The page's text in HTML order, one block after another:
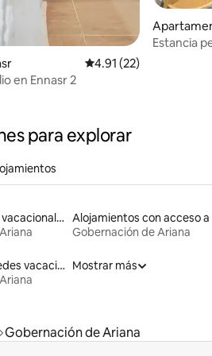
Calificación promedio:
4.91 (22)
en Ennasr 2
Estancia
para explorar
Casas adosadas vacacionales
Gobernación de Ariana
Casas de huéspedes vacacionales Mostrar más
Gobernación de Ariana